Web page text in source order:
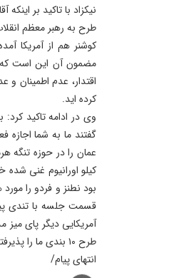
نیکزاد با تاکید بر
طرح به رهبر معظم
کوشنر هم از آمریکا
مضمون آن این است که
اقتدار، عدم اطمینان
کرده اید.
وی در ادامه تاکید
کیلو اورانیوم غنی
بود نطنز و فردو را
آمریکایی دیگر پای میز
طرح ۱۰ بندی ما را پذیرفته بودند اما وقتی پای میز مذاکره آمدند حرف دیگری زدند.
انتهای پیام/